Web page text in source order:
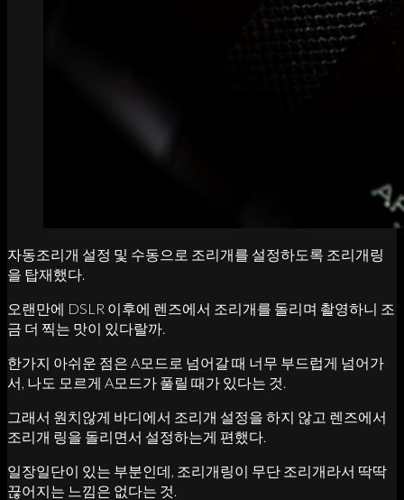
자동조리개 설정 및 수동으로 조리개를 설정하도록 조리개링
을 탑재했다.
오랜만에 DSLR 이후에 렌즈에서 조리개를 돌리며 촬영하니 조
금 더 찍는 맛이 있다랄까.
한가지 아쉬운 점은 A모드로 넘어갈 때 너무 부드럽게 넘어가
서, 나도 모르게 A모드가 풀릴 때가 있다는 것.
그래서 원치않게 바디에서 조리개 설정을 하지 않고 렌즈에서
조리개 링을 돌리면서 설정하는게 편했다.
일장일단이 있는 부분인데, 조리개링이 무단 조리개라서 딱딱
끊어지는 느낌은 없다는 것.